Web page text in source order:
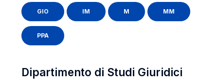
GIO IM M MM
PPA
Dipartimento di Studi Giuridici